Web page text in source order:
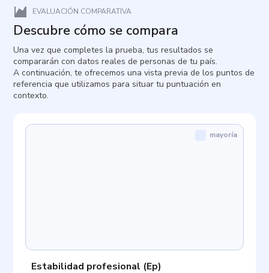
EVALUACIÓN COMPARATIVA
Descubre cómo se compara
Una vez que completes la prueba, tus resultados se
compararán con datos reales de personas de tu país.
A continuación, te ofrecemos una vista previa de los puntos de
referencia que utilizamos para situar tu puntuación en
contexto.
Estabilidad profesional (Ep)
mayoría